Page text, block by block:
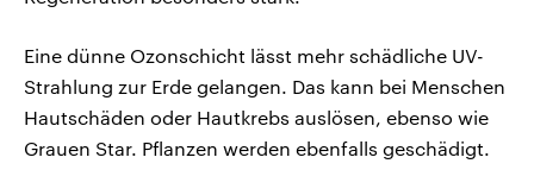
Eine dünne Ozonschicht lässt mehr schädliche UV-
Strahlung zur Erde gelangen. Das kann bei Menschen
Hautschäden oder Hautkrebs auslösen, ebenso wie
Grauen Star. Pflanzen werden ebenfalls geschädigt.